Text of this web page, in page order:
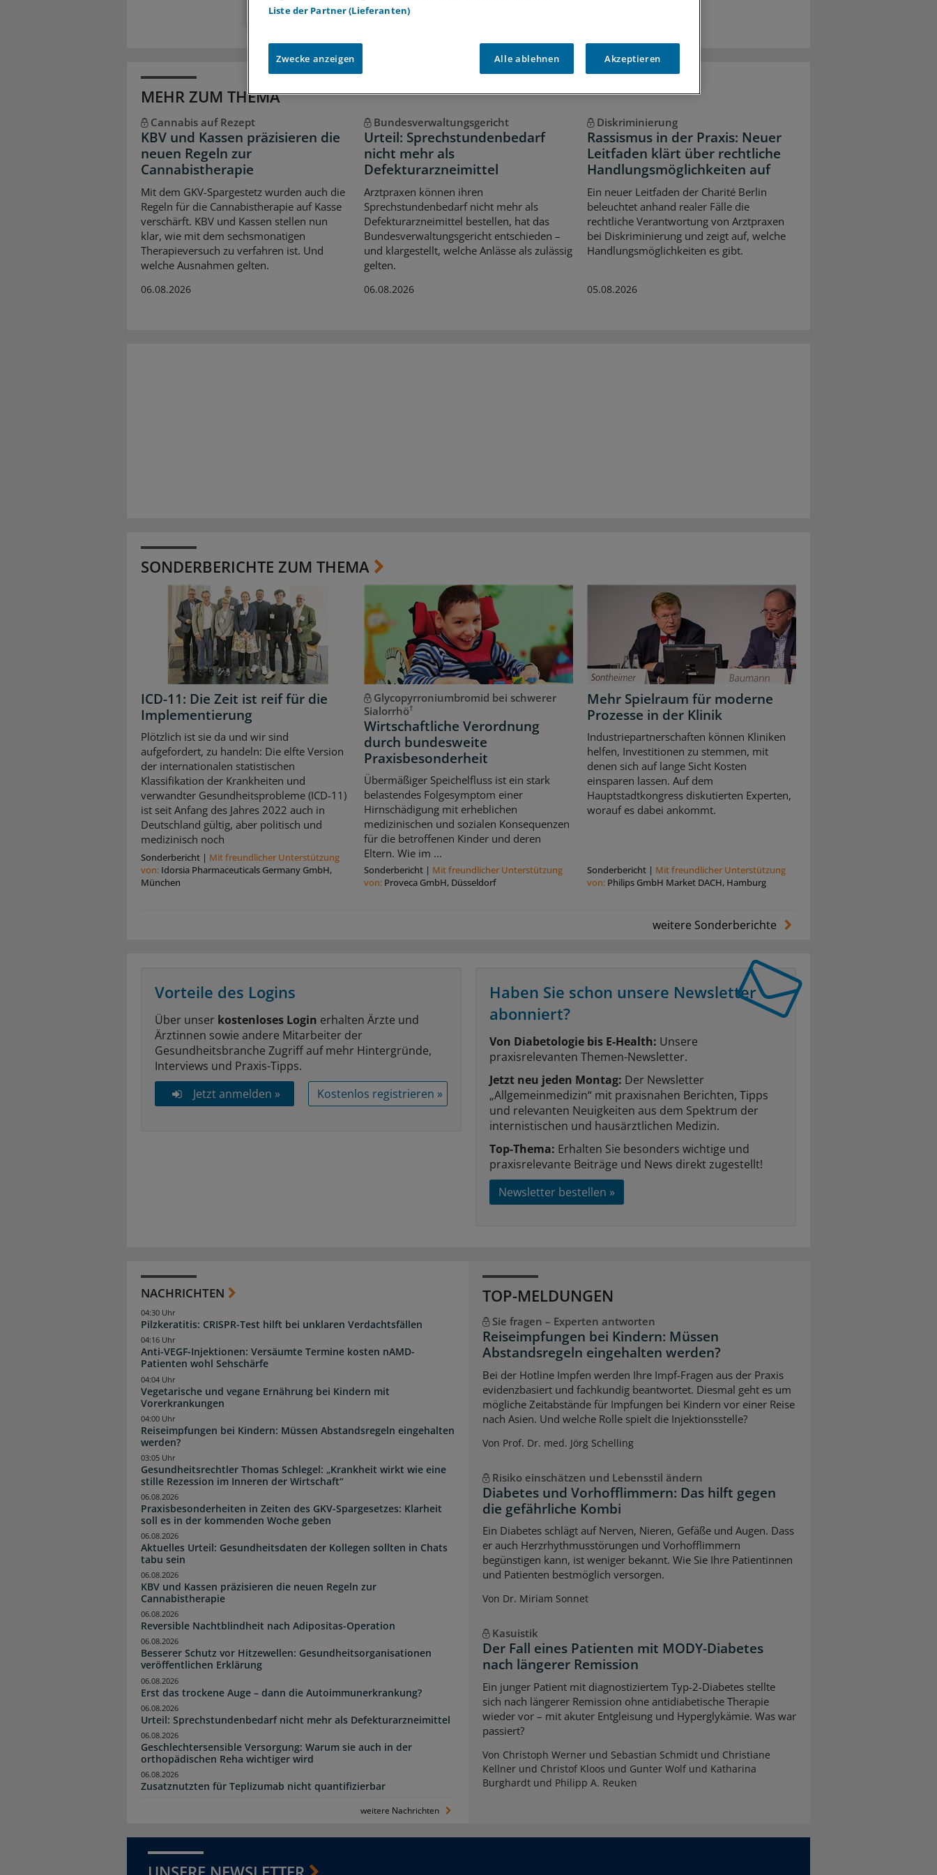
MEHR ZUM THEMA
Cannabis auf Rezept
KBV und Kassen präzisieren die
neuen Regeln zur
Cannabistherapie
Mit dem GKV-Spargestetz wurden auch die
Regeln für die Cannabistherapie auf Kasse
verschärft. KBV und Kassen stellen nun
klar, wie mit dem sechsmonatigen
Therapieversuch zu verfahren ist. Und
welche Ausnahmen gelten.
06.08.2026
Bundesverwaltungsgericht
Urteil: Sprechstundenbedarf
nicht mehr als
Defekturarzneimittel
Arztpraxen können ihren
Sprechstundenbedarf nicht mehr als
Defekturarzneimittel bestellen, hat das
Bundesverwaltungsgericht entschieden –
und klargestellt, welche Anlässe als zulässig
gelten.
06.08.2026
Diskriminierung
Rassismus in der Praxis: Neuer
Leitfaden klärt über rechtliche
Handlungsmöglichkeiten auf
Ein neuer Leitfaden der Charité Berlin
beleuchtet anhand realer Fälle die
rechtliche Verantwortung von Arztpraxen
bei Diskriminierung und zeigt auf, welche
Handlungsmöglichkeiten es gibt.
05.08.2026
SONDERBERICHTE ZUM THEMA
ICD-11: Die Zeit ist reif für die
Implementierung
Plötzlich ist sie da und wir sind
aufgefordert, zu handeln: Die elfte Version
der internationalen statistischen
Klassifikation der Krankheiten und
verwandter Gesundheitsprobleme (ICD-11)
ist seit Anfang des Jahres 2022 auch in
Deutschland gültig, aber politisch und
medizinisch noch
Sonderbericht | Mit freundlicher Unterstützung
von: Idorsia Pharmaceuticals Germany GmbH,
München
Glycopyrroniumbromid bei schwerer
Sialorrhö†
Wirtschaftliche Verordnung
durch bundesweite
Praxisbesonderheit
Übermäßiger Speichelfluss ist ein stark
belastendes Folgesymptom einer
Hirnschädigung mit erheblichen
medizinischen und sozialen Konsequenzen
für die betroffenen Kinder und deren
Eltern. Wie im ...
Sonderbericht| Mit freundlicher Unterstützung
von: Proveca GmbH, Düsseldorf
Mehr Spielraum für moderne
Prozesse in der Klinik
Industriepartnerschaften können Kliniken
helfen, Investitionen zu stemmen, mit
denen sich auf lange Sicht Kosten
einsparen lassen. Auf dem
Hauptstadtkongress diskutierten Experten,
worauf es dabei ankommt.
Sonderbericht| Mit freundlicher Unterstützung
von: Philips GmbH Market DACH, Hamburg
weitere Sonderberichte
Vorteile des Logins
Über unser kostenloses Login erhalten Ärzte und
Ärztinnen sowie andere Mitarbeiter der
Gesundheitsbranche Zugriff auf mehr Hintergründe,
Interviews und Praxis-Tipps.
Jetzt anmelden »
Kostenlos registrieren »
Haben Sie schon unsere Newsletter
abonniert?
Von Diabetologie bis E-Health: Unsere
praxisrelevanten Themen-Newsletter.
Jetzt neu jeden Montag: Der Newsletter
„Allgemeinmedizin“ mit praxisnahen Berichten, Tipps
und relevanten Neuigkeiten aus dem Spektrum der
internistischen und hausärztlichen Medizin.
Top-Thema: Erhalten Sie besonders wichtige und
praxisrelevante Beiträge und News direkt zugestellt!
Newsletter bestellen »
NACHRICHTEN
Pilzkeratitis: CRISPR-Test hilft bei unklaren Verdachtsfällen
04:30 Uhr
Anti-VEGF-Injektionen: Versäumte Termine kosten nAMD-
Patienten wohl Sehschärfe
04:16 Uhr
Vegetarische und vegane Ernährung bei Kindern mit
Vorerkrankungen
04:04 Uhr
Reiseimpfungen bei Kindern: Müssen Abstandsregeln eingehalten
werden?
04:00 Uhr
Gesundheitsrechtler Thomas Schlegel: „Krankheit wirkt wie eine
stille Rezession im Inneren der Wirtschaft“
03:05 Uhr
Praxisbesonderheiten in Zeiten des GKV-Spargesetzes: Klarheit
soll es in der kommenden Woche geben
06.08.2026
Aktuelles Urteil: Gesundheitsdaten der Kollegen sollten in Chats
tabu sein
06.08.2026
KBV und Kassen präzisieren die neuen Regeln zur
Cannabistherapie
06.08.2026
Reversible Nachtblindheit nach Adipositas-Operation
06.08.2026
Besserer Schutz vor Hitzewellen: Gesundheitsorganisationen
veröffentlichen Erklärung
06.08.2026
Erst das trockene Auge – dann die Autoimmunerkrankung?
06.08.2026
Urteil: Sprechstundenbedarf nicht mehr als Defekturarzneimittel
06.08.2026
Geschlechtersensible Versorgung: Warum sie auch in der
orthopädischen Reha wichtiger wird
06.08.2026
Zusatznutzten für Teplizumab nicht quantifizierbar
06.08.2026
weitere Nachrichten
TOP-MELDUNGEN
Sie fragen – Experten antworten
Reiseimpfungen bei Kindern: Müssen
Abstandsregeln eingehalten werden?
Bei der Hotline Impfen werden Ihre Impf-Fragen aus der Praxis
evidenzbasiert und fachkundig beantwortet. Diesmal geht es um
mögliche Zeitabstände für Impfungen bei Kindern vor einer Reise
nach Asien. Und welche Rolle spielt die Injektionsstelle?
Von Prof. Dr. med. Jörg Schelling
Risiko einschätzen und Lebensstil ändern
Diabetes und Vorhofflimmern: Das hilft gegen
die gefährliche Kombi
Ein Diabetes schlägt auf Nerven, Nieren, Gefäße und Augen. Dass
er auch Herzrhythmusstörungen und Vorhofflimmern
begünstigen kann, ist weniger bekannt. Wie Sie Ihre Patientinnen
und Patienten bestmöglich versorgen.
Von Dr. Miriam Sonnet
Kasuistik
Der Fall eines Patienten mit MODY-Diabetes
nach längerer Remission
Ein junger Patient mit diagnostiziertem Typ-2-Diabetes stellte
sich nach längerer Remission ohne antidiabetische Therapie
wieder vor – mit akuter Entgleisung und Hyperglykämie. Was war
passiert?
Von Christoph Werner und Sebastian Schmidt und Christiane
Kellner und Christof Kloos und Gunter Wolf und Katharina
Burghardt und Philipp A. Reuken
Liste der Partner (Lieferanten)
Zwecke anzeigen Alle ablehnen Akzeptieren